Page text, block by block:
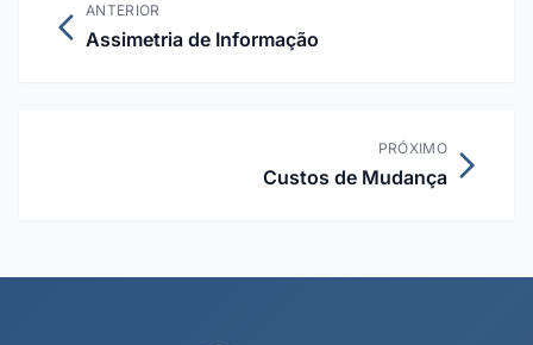
ANTERIOR
Assimetria de Informação
PRÓXIMO
Custos de Mudança